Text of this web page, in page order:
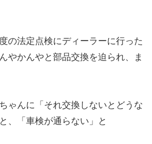
の法定点検にディーラーに行った
やかんやと部品交換を迫られ、ま
ゃんに「それ交換しないとどうな
、「車検が通らない」と